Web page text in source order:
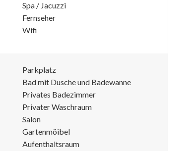
Spa / Jacuzzi
Fernseher
Wifi
Parkplatz
Bad mit Dusche und Badewanne
Privates Badezimmer
Privater Waschraum
Salon
Gartenmöibel
Aufenthaltsraum